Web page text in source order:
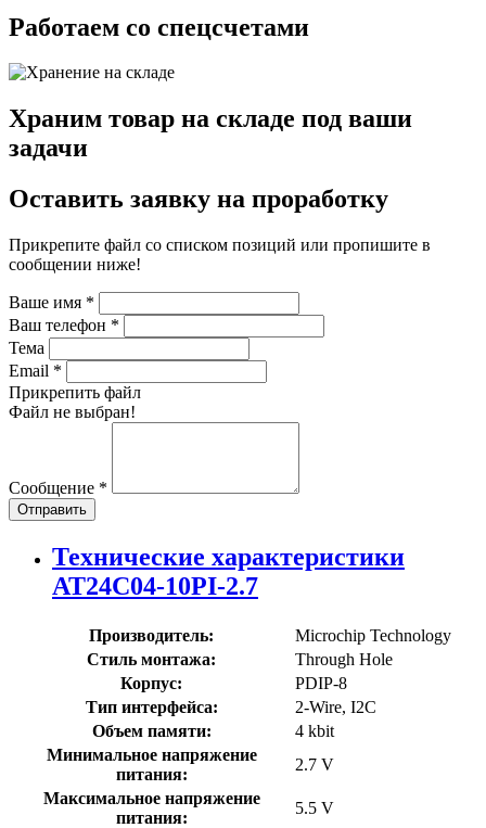
Работаем со спецсчетами
Храним товар на складе под ваши
задачи
Оставить заявку на проработку
Прикрепите файл со списком позиций или пропишите в
сообщении ниже!
Ваше имя *
Ваш телефон *
Тема
Email *
Прикрепить файл
Файл не выбран!
Сообщение *
Отправить
Технические характеристики
AT24C04-10PI-2.7
Производитель:
Microchip Technology
Стиль монтажа:
Through Hole
Корпус:
PDIP-8
Тип интерфейса:
2-Wire, I2C
Объем памяти:
4 kbit
Минимальное напряжение
питания:
2.7 V
Максимальное напряжение
питания:
5.5 V